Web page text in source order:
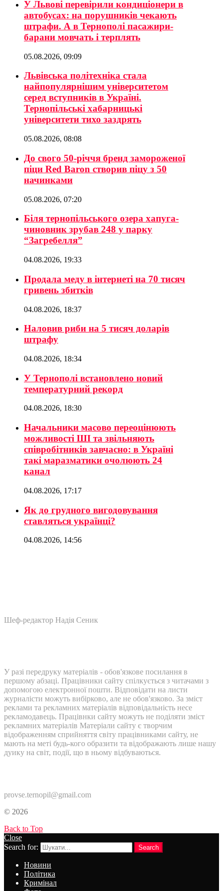
У Львові перевірили кондиціонери в
автобусах: на порушників чекають
штрафи. А в Тернополі пасажири-
барани мовчать і терплять
05.08.2026, 09:09
Львівська політехніка стала
найпопулярнішим університетом
серед вступників в Україні.
Тернопільські хабарницькі
університети тихо заздрять
05.08.2026, 08:08
До свого 50-річчя бренд замороженої
піци Red Baron створив піцу з 50
начинками
05.08.2026, 07:20
Біля тернопільського озера хапуга-
чиновник зрубав 248 у парку
“Загребелля”
04.08.2026, 19:33
Продала меду в інтернеті на 70 тисяч
гривень збитків
04.08.2026, 18:37
Наловив риби на 5 тисяч доларів
штрафу
04.08.2026, 18:34
У Тернополі встановлено новий
температурний рекорд
04.08.2026, 18:30
Начальники масово переоцінюють
можливості ШІ та звільняють
співробітників завчасно: в Україні
такі маразматики очолюють 24
канал
04.08.2026, 17:17
Як до грудного вигодовування
ставляться українці?
04.08.2026, 14:56
Шеф-редактор Надія Сеник
У разі передруку матеріалів - обов'язкове посилання в
першому абзаці. Працівники сайту спілкується з читачами з
допомогою електронної пошти. Відповідати на листи
журналісти можуть вибірково, але не обов'язково. За зміст
реклами та рекламних матеріалів відповідальність несе
рекламодавець. Працівнки сайту можуть не поділяти зміст
рекламних матеріалів Матеріали сайту є творчим
відображенням сприйняття світу працівниками сайту, не
мають на меті будь-кого образити та відображають лише нашу
дуику на світ, події, що в ньому відбуваються.
provse.ternopil@gmail.com
© 2026
Back to Top
Close
Search for:
Search
Новини
Політика
Кримінал